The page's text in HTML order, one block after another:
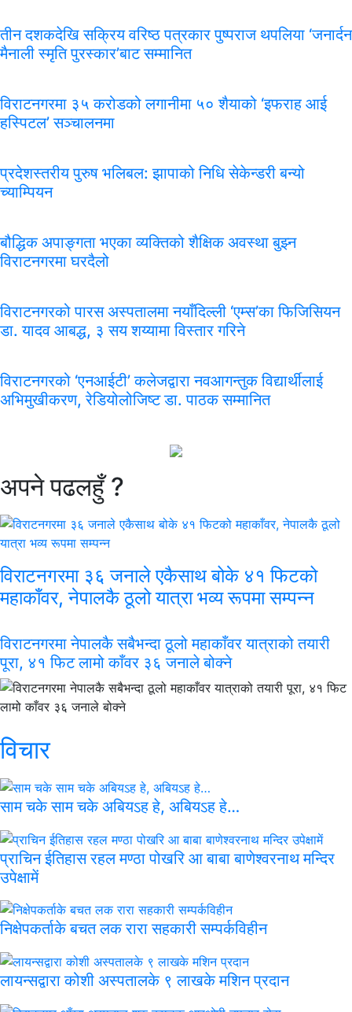
तीन दशकदेखि सक्रिय वरिष्ठ पत्रकार पुष्पराज थपलिया ‘जनार्दन
मैनाली स्मृति पुरस्कार’बाट सम्मानित
विराटनगरमा ३५ करोडको लगानीमा ५० शैयाको ‘इफराह आई
हस्पिटल’ सञ्चालनमा
प्रदेशस्तरीय पुरुष भलिबल: झापाको निधि सेकेन्डरी बन्यो
च्याम्पियन
बौद्धिक अपाङ्गता भएका व्यक्तिको शैक्षिक अवस्था बुझ्न
विराटनगरमा घरदैलो
विराटनगरको पारस अस्पतालमा नयाँदिल्ली ‘एम्स’का फिजिसियन
डा. यादव आबद्ध, ३ सय शय्यामा विस्तार गरिने
विराटनगरको ‘एनआईटी’ कलेजद्वारा नवआगन्तुक विद्यार्थीलाई
अभिमुखीकरण, रेडियोलोजिष्ट डा. पाठक सम्मानित
अपनेपढलहुँ ?
विराटनगरमा ३६ जनाले एकैसाथ बोके ४१ फिटको
महाकाँवर, नेपालकै ठूलो यात्रा भव्य रूपमा सम्पन्न
विराटनगरमा नेपालकै सबैभन्दा ठूलो महाकाँवर यात्राको तयारी
पूरा, ४१ फिट लामो काँवर ३६ जनाले बोक्ने
विचार
साम चके साम चके अबियऽह हे, अबियऽह हे…
प्राचिन ईतिहास रहल मण्ठा पोखरि आ बाबा बाणेश्वरनाथ मन्दिर
उपेक्षामें
निक्षेपकर्ताके बचत लक रारा सहकारी सम्पर्कविहीन
लायन्सद्वारा कोशी अस्पतालके ९ लाखके मशिन प्रदान